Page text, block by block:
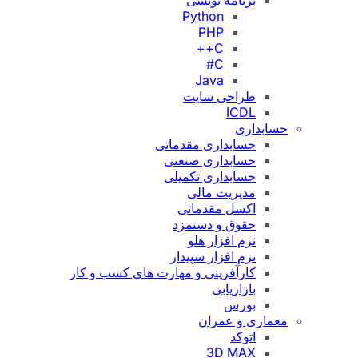
Python
PHP
C++
C#
Java
طراحی سایت
ICDL
حسابداری
حسابداری مقدماتی
حسابداری صنعتی
حسابداری تکمیلی
مدیریت مالی
اکسل مقدماتی
حقوق و دستمزد
نرم افزار هلو
نرم افزار سپیدار
کارآفرینی و مهارت های کسب و کار
بازاریابی
بورس
معماری و عمران
اتوکد
3D MAX